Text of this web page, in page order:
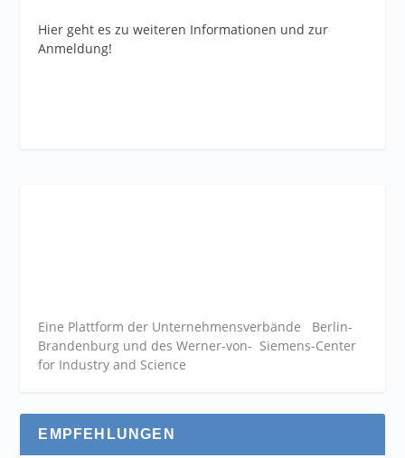
Hier geht es zu weiteren Informationen und zur
Anmeldung!
Eine Plattform der Unternehmensverbände Berlin-
Brandenburg und des Werner-von- Siemens-Center
for Industry and Science
EMPFEHLUNGEN